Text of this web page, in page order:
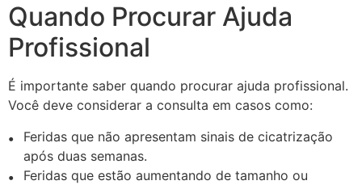
Quando Procurar Ajuda
Profissional
É importante saber quando procurar ajuda profissional.
Você deve considerar a consulta em casos como:
Feridas que não apresentam sinais de cicatrização
após duas semanas.
Feridas que estão aumentando de tamanho ou